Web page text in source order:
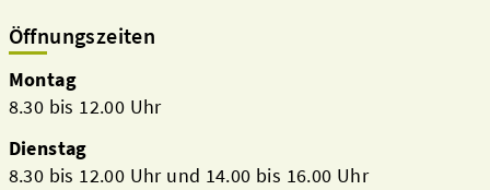
Öffnungszeiten
Montag
8.30 bis 12.00 Uhr
Dienstag
8.30 bis 12.00 Uhr und 14.00 bis 16.00 Uhr